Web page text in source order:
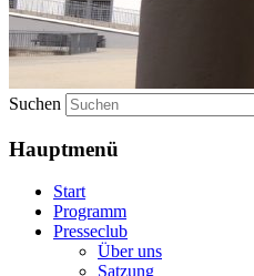
Suchen
Hauptmenü
Start
Programm
Presseclub
Über uns
Satzung